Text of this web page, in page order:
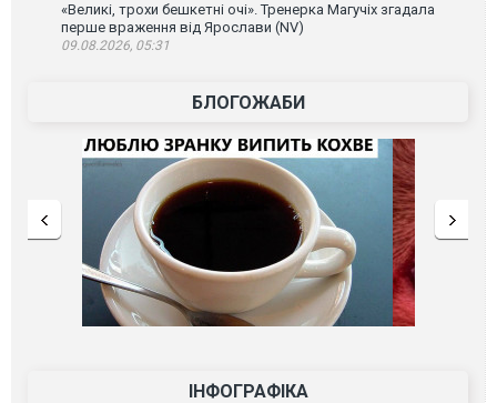
«Великі, трохи бешкетні очі». Тренерка Магучіх згадала
перше враження від Ярослави (NV)
09.08.2026, 05:31
БЛОГОЖАБИ
ІНФОГРАФІКА